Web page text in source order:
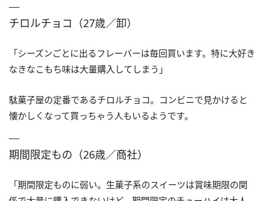
チロルチョコ（27歳／卸）
「シーズンごとに出るフレーバーは毎回買います。特に大好き
なきなこもち味は大量購入してしまう」
駄菓子屋の定番であるチロルチョコ。コンビニで見かけると
懐かしくなって買っちゃう人もいるようです。
期間限定もの（26歳／商社）
「期間限定ものに弱い。生菓子系のスイーツは賞味期限の関